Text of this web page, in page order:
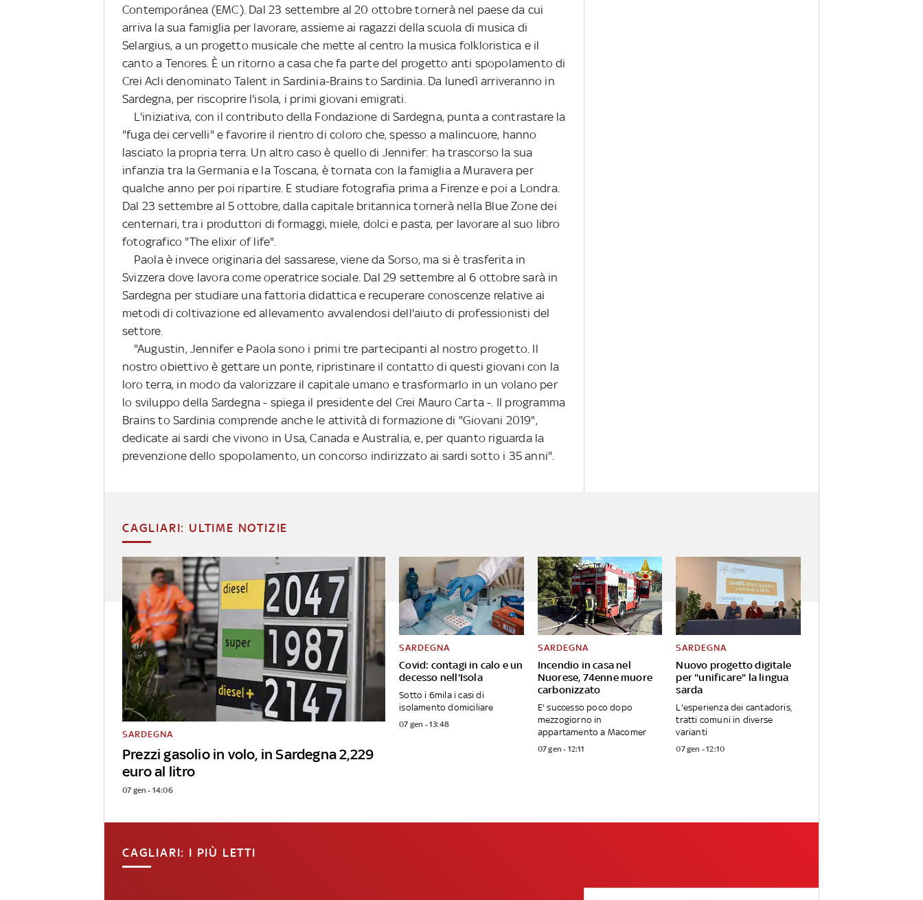
Contemporánea (EMC). Dal 23 settembre al 20 ottobre tornerà nel paese da cui
arriva la sua famiglia per lavorare, assieme ai ragazzi della scuola di musica di
Selargius, a un progetto musicale che mette al centro la musica folkloristica e il
canto a Tenores. È un ritorno a casa che fa parte del progetto anti spopolamento di
Crei Acli denominato Talent in Sardinia-Brains to Sardinia. Da lunedì arriveranno in
Sardegna, per riscoprire l'isola, i primi giovani emigrati.
L'iniziativa, con il contributo della Fondazione di Sardegna, punta a contrastare la
"fuga dei cervelli" e favorire il rientro di coloro che, spesso a malincuore, hanno
lasciato la propria terra. Un altro caso è quello di Jennifer: ha trascorso la sua
infanzia tra la Germania e la Toscana, è tornata con la famiglia a Muravera per
qualche anno per poi ripartire. E studiare fotografia prima a Firenze e poi a Londra.
Dal 23 settembre al 5 ottobre, dalla capitale britannica tornerà nella Blue Zone dei
centernari, tra i produttori di formaggi, miele, dolci e pasta, per lavorare al suo libro
fotografico "The elixir of life".
Paola è invece originaria del sassarese, viene da Sorso, ma si è trasferita in
Svizzera dove lavora come operatrice sociale. Dal 29 settembre al 6 ottobre sarà in
Sardegna per studiare una fattoria didattica e recuperare conoscenze relative ai
metodi di coltivazione ed allevamento avvalendosi dell'aiuto di professionisti del
settore.
"Augustin, Jennifer e Paola sono i primi tre partecipanti al nostro progetto. Il
nostro obiettivo è gettare un ponte, ripristinare il contatto di questi giovani con la
loro terra, in modo da valorizzare il capitale umano e trasformarlo in un volano per
lo sviluppo della Sardegna - spiega il presidente del Crei Mauro Carta -. Il programma
Brains to Sardinia comprende anche le attività di formazione di "Giovani 2019",
dedicate ai sardi che vivono in Usa, Canada e Australia, e, per quanto riguarda la
prevenzione dello spopolamento, un concorso indirizzato ai sardi sotto i 35 anni".
CAGLIARI: ULTIME NOTIZIE
Prezzi gasolio in volo, in Sardegna 2,229
euro al litro
SARDEGNA
07 gen - 14:06
Covid: contagi in calo e un
decesso nell'Isola
SARDEGNA
Sotto i 6mila i casi di
isolamento domiciliare
07 gen - 13:48
Incendio in casa nel
Nuorese, 74enne muore
carbonizzato
SARDEGNA
E' successo poco dopo
mezzogiorno in
appartamento a Macomer
07 gen - 12:11
Nuovo progetto digitale
per "unificare" la lingua
sarda
SARDEGNA
L'esperienza dei cantadoris,
tratti comuni in diverse
varianti
07 gen - 12:10
CAGLIARI: I PIÙ LETTI